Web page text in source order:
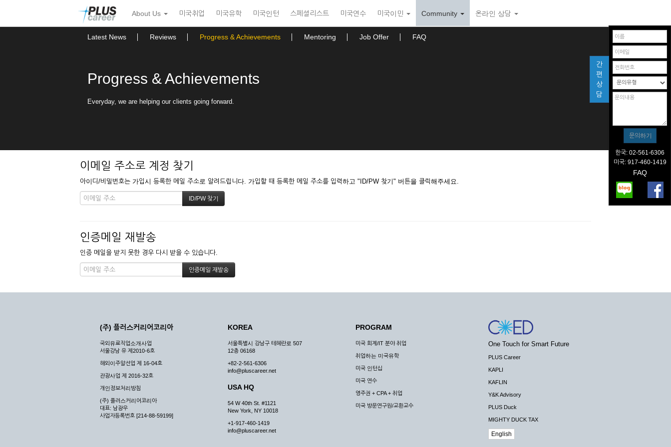
뉴
토
About Us 미국취업 미국유학 미국인턴 스페셜리스트 미국연수 미국이민 Community 온라인 상담
Latest News Reviews Progress & Achievements Mentoring Job Offer FAQ
Progress & Achievements
Everyday, we are helping our clients going forward.
이메일 주소로 계정 찾기
아이디/비밀번호는 가입시 등록한 메일 주소로 알려드립니다. 가입할 때 등록한 메일 주소를 입력하고 "ID/PW 찾기" 버튼을 클릭해주세요.
인증메일 재발송
인증 메일을 받지 못한 경우 다시 받을 수 있습니다.
간
편
상
담
한국: 02-561-6306
미국: 917-460-1419
FAQ
(주) 플러스커리어코리아
국외유료직업소개사업
서울강남 유 제2010-6호
해외이주알선업 제 16-04호
관광사업 제 2016-32호
개인정보처리방침
(주) 플러스커리어코리아
대표: 남광우
사업자등록번호 [214-88-59199]
KOREA
서울특별시 강남구 테헤란로 507
12층 06168
+82-2-561-6306
info@pluscareer.net
USA HQ
54 W 40th St. #1121
New York, NY 10018
+1-917-460-1419
info@pluscareer.net
PROGRAM
미국 회계/IT 분야 취업
취업하는 미국유학
미국 인턴십
미국 연수
영주권 + CPA + 취업
미국 방문연구원/교환교수
One Touch for Smart Future
PLUS Career
KAPLI
KAFLIN
Y&K Advisory
PLUS Duck
MIGHTY DUCK TAX
English